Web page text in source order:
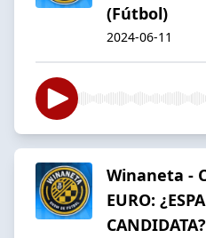
(Fútbol)
2024-06-11
Winaneta -
EURO: